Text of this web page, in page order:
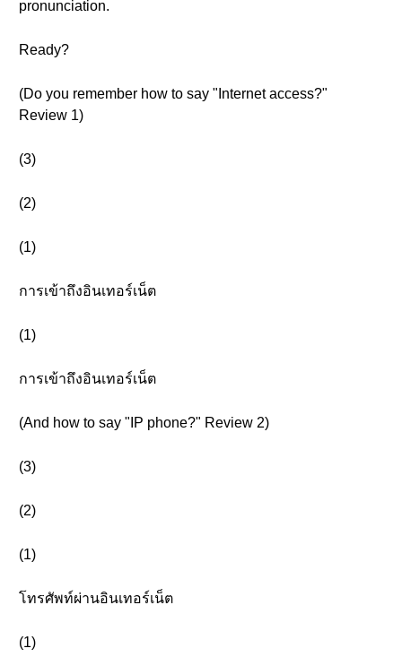
pronunciation.
Ready?
(Do you remember how to say "Internet access?"
Review 1)
(3)
(2)
(1)
การเข้าถึงอินเทอร์เน็ต
(1)
การเข้าถึงอินเทอร์เน็ต
(And how to say "IP phone?" Review 2)
(3)
(2)
(1)
โทรศัพท์ผ่านอินเทอร์เน็ต
(1)